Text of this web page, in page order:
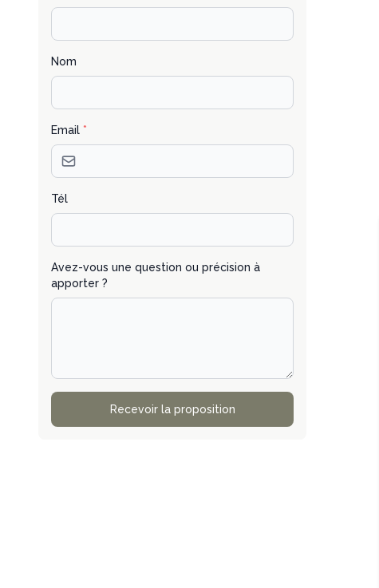
Nom
Email *
Tél
Avez-vous une question ou précision à
apporter ?
Recevoir la proposition